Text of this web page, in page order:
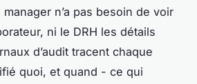
n’a pas besoin de voir
ni le DRH les détails
d’audit tracent chaque
quoi, et quand - ce qui